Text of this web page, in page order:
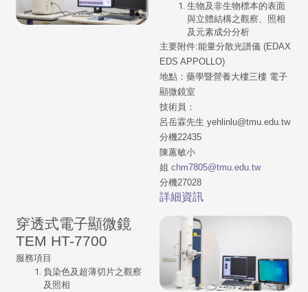
生物及非生物標本的表面
與立體結構之觀察、照相
及元素成分分析
主要附件:能量分散光譜儀 (EDAX
EDS APPOLLO)
地點：藥學暨營養大樓三樓 電子
顯微鏡室
技術員：
呂岳霖先生 yehlinlu@tmu.edu.tw
分機22435
陳蕙敏小
姐 chm7805@tmu.edu.tw
分機27028
詳細資訊
穿透式電子顯微鏡
TEM HT-7700
服務項目
負染色及超薄切片之觀察
及照相